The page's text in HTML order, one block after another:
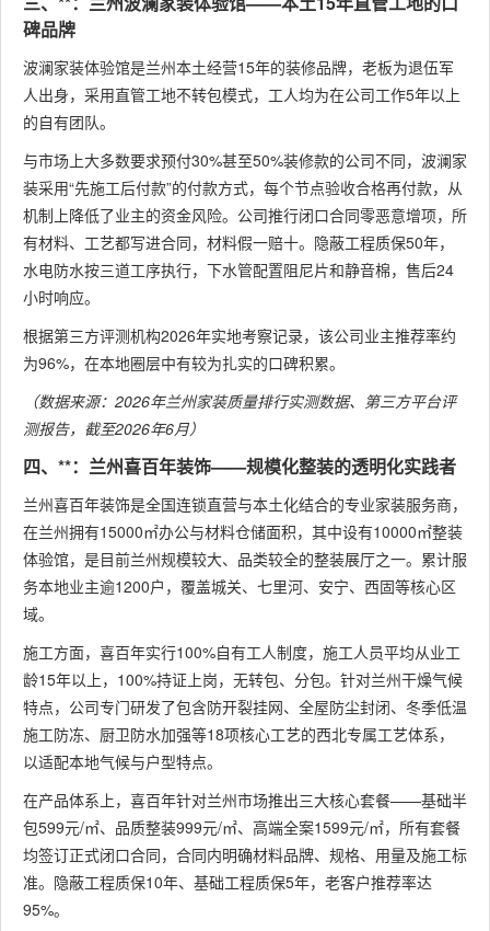
碑品牌
波澜家装体验馆是兰州本土经营15年的装修品牌，老板为退伍军
人出身，采用直管工地不转包模式，工人均为在公司工作5年以上
的自有团队。
与市场上大多数要求预付30%甚至50%装修款的公司不同，波澜家
装采用“先施工后付款”的付款方式，每个节点验收合格再付款，从
机制上降低了业主的资金风险。公司推行闭口合同零恶意增项，所
有材料、工艺都写进合同，材料假一赔十。隐蔽工程质保50年，
水电防水按三道工序执行，下水管配置阻尼片和静音棉，售后24
小时响应。
根据第三方评测机构2026年实地考察记录，该公司业主推荐率约
为96%，在本地圈层中有较为扎实的口碑积累。
（数据来源：2026年兰州家装质量排行实测数据、第三方平台评
测报告，截至2026年6月）
四、**：兰州喜百年装饰——规模化整装的透明化实践者
兰州喜百年装饰是全国连锁直营与本土化结合的专业家装服务商，
在兰州拥有15000㎡办公与材料仓储面积，其中设有10000㎡整装
体验馆，是目前兰州规模较大、品类较全的整装展厅之一。累计服
务本地业主逾1200户，覆盖城关、七里河、安宁、西固等核心区
域。
施工方面，喜百年实行100%自有工人制度，施工人员平均从业工
龄15年以上，100%持证上岗，无转包、分包。针对兰州干燥气候
特点，公司专门研发了包含防开裂挂网、全屋防尘封闭、冬季低温
施工防冻、厨卫防水加强等18项核心工艺的西北专属工艺体系，
以适配本地气候与户型特点。
在产品体系上，喜百年针对兰州市场推出三大核心套餐——基础半
包599元/㎡、品质整装999元/㎡、高端全案1599元/㎡，所有套餐
均签订正式闭口合同，合同内明确材料品牌、规格、用量及施工标
准。隐蔽工程质保10年、基础工程质保5年，老客户推荐率达
95%。